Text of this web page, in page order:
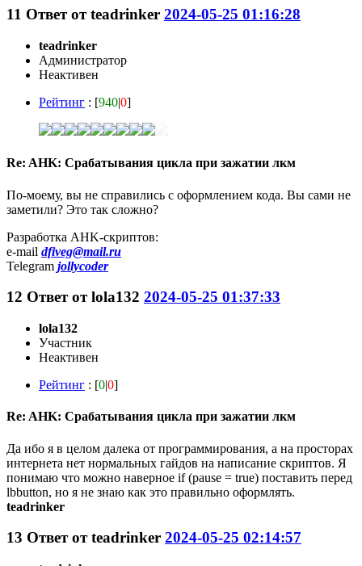
11 Ответ отteadrinker 2024-05-25 01:16:28
teadrinker
Администратор
Неактивен
Рейтинг : [940|0]
Re: AHK: Срабатывания цикла при зажатии лкм
По-моему, вы не справились с оформлением кода. Вы сами не
заметили? Это так сложно?
Разработка AHK-скриптов:
e-mail dfiveg@mail.ru
Telegram jollycoder
12 Ответ отlola132 2024-05-25 01:37:33
lola132
Участник
Неактивен
Рейтинг : [0|0]
Re: AHK: Срабатывания цикла при зажатии лкм
Да ибо я в целом далека от программирования, а на просторах
интернета нет нормальных гайдов на написание скриптов. Я
понимаю что можно наверное if (pause = true) поставить перед
lbbutton, но я не знаю как это правильно оформлять.
teadrinker
13 Ответ отteadrinker 2024-05-25 02:14:57